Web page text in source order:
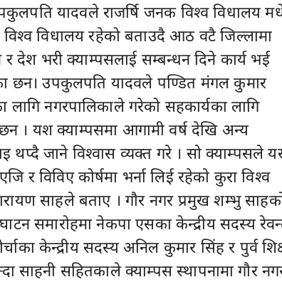
यादवले राजर्षि जनक विश्व विधालय
विश्व विधालय रहेको बताउदै आठ वटै जिल्लामा
देश भरी क्याम्पसलाई सम्बन्धन दिने कार्य भई
छन। उपकुलपति यादवले पण्डित मंगल कुमार
लागि नगरपालिकाले गरेको सहकार्यका लागि
। यश क्याम्पसमा आगामी वर्ष देखि अन्य
थप्दै जाने विश्वास व्यक्त गरे । सो क्याम्पसले
र विविए कोर्षमा भर्ना लिई रहेकाे कुरा विश्व
साहले बताए । गाैर नगर प्रमुख शम्भु
समारोहमा नेकपा एसका केन्द्रीय सदस्य
केन्द्रीय सदस्य अनिल कुमार सिंह र पुर्व
साहनी सहितकाले क्याम्पस स्थापनामा गाैर